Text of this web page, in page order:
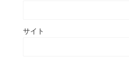
サイト